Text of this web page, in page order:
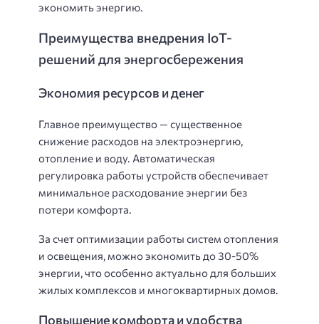
экономить энергию.
Преимущества внедрения IoT-
решений для энергосбережения
Экономия ресурсов и денег
Главное преимущество — существенное
снижение расходов на электроэнергию,
отопление и воду. Автоматическая
регулировка работы устройств обеспечивает
минимальное расходование энергии без
потери комфорта.
За счет оптимизации работы систем отопления
и освещения, можно экономить до 30-50%
энергии, что особенно актуально для больших
жилых комплексов и многоквартирных домов.
Повышение комфорта и удобства